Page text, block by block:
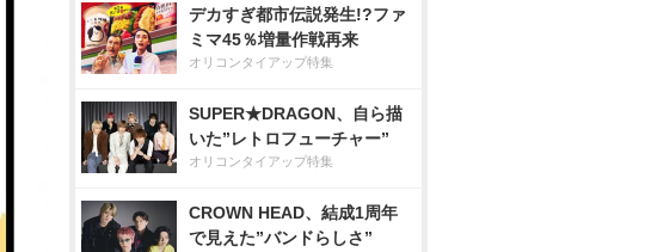
デカすぎ都市伝説発生!?ファ
ミマ45％増量作戦再来
オリコンタイアップ特集
SUPER★DRAGON、自ら描
いた”レトロフューチャー”
オリコンタイアップ特集
CROWN HEAD、結成1周年
で見えた”バンドらしさ”